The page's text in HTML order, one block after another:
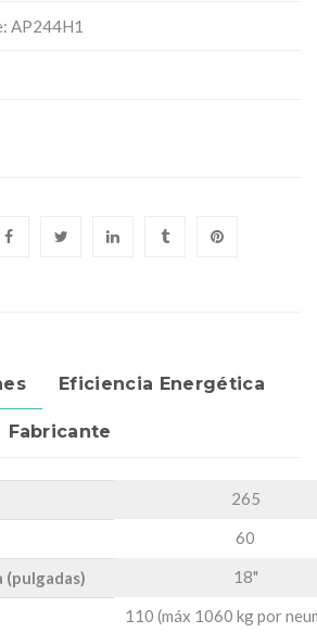
AP244H1
Eficiencia Energética
Fabricante
265
60
(pulgadas) 18"
110 (máx 1060 kg por